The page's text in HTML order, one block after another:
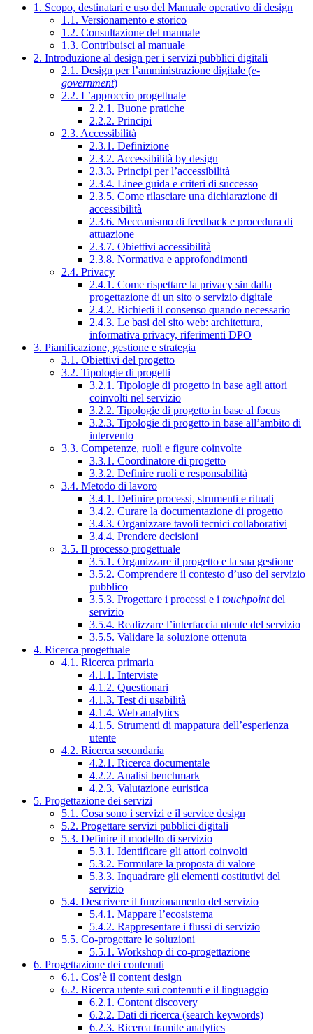
1. Scopo, destinatari e uso del Manuale operativo di design
1.1. Versionamento e storico
1.2. Consultazione del manuale
1.3. Contribuisci al manuale
2. Introduzione al design per i servizi pubblici digitali
2.1. Design per l’amministrazione digitale (e-
government)
2.2. L’approccio progettuale
2.2.1. Buone pratiche
2.2.2. Principi
2.3. Accessibilità
2.3.1. Definizione
2.3.2. Accessibilità by design
2.3.3. Principi per l’accessibilità
2.3.4. Linee guida e criteri di successo
2.3.5. Come rilasciare una dichiarazione di
accessibilità
2.3.6. Meccanismo di feedback e procedura di
attuazione
2.3.7. Obiettivi accessibilità
2.3.8. Normativa e approfondimenti
2.4. Privacy
2.4.1. Come rispettare la privacy sin dalla
progettazione di un sito o servizio digitale
2.4.2. Richiedi il consenso quando necessario
2.4.3. Le basi del sito web: architettura,
informativa privacy, riferimenti DPO
3. Pianificazione, gestione e strategia
3.1. Obiettivi del progetto
3.2. Tipologie di progetti
3.2.1. Tipologie di progetto in base agli attori
coinvolti nel servizio
3.2.2. Tipologie di progetto in base al focus
3.2.3. Tipologie di progetto in base all’ambito di
intervento
3.3. Competenze, ruoli e figure coinvolte
3.3.1. Coordinatore di progetto
3.3.2. Definire ruoli e responsabilità
3.4. Metodo di lavoro
3.4.1. Definire processi, strumenti e rituali
3.4.2. Curare la documentazione di progetto
3.4.3. Organizzare tavoli tecnici collaborativi
3.4.4. Prendere decisioni
3.5. Il processo progettuale
3.5.1. Organizzare il progetto e la sua gestione
3.5.2. Comprendere il contesto d’uso del servizio
pubblico
3.5.3. Progettare i processi e i touchpointdel
servizio
3.5.4. Realizzare l’interfaccia utente del servizio
3.5.5. Validare la soluzione ottenuta
4. Ricerca progettuale
4.1. Ricerca primaria
4.1.1. Interviste
4.1.2. Questionari
4.1.3. Test di usabilità
4.1.4. Web analytics
4.1.5. Strumenti di mappatura dell’esperienza
utente
4.2. Ricerca secondaria
4.2.1. Ricerca documentale
4.2.2. Analisi benchmark
4.2.3. Valutazione euristica
5. Progettazione dei servizi
5.1. Cosa sono i servizi e il service design
5.2. Progettare servizi pubblici digitali
5.3. Definire il modello di servizio
5.3.1. Identificare gli attori coinvolti
5.3.2. Formulare la proposta di valore
5.3.3. Inquadrare gli elementi costitutivi del
servizio
5.4. Descrivere il funzionamento del servizio
5.4.1. Mappare l’ecosistema
5.4.2. Rappresentare i flussi di servizio
5.5. Co-progettare le soluzioni
5.5.1. Workshop di co-progettazione
6. Progettazione dei contenuti
6.1. Cos’è il content design
6.2. Ricerca utente sui contenuti e il linguaggio
6.2.1. Content discovery
6.2.2. Dati di ricerca (search keywords)
6.2.3. Ricerca tramite analytics